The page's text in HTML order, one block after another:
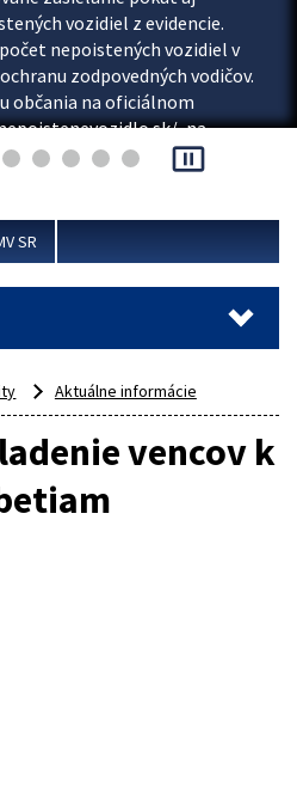
vozidiel z evidencie.
nepoistených vozidiel v
zodpovedných vodičov.
občania na oficiálnom
, na
aj možnosť overiť si...
pause_presentation
SR
Aktuálne informácie
vencov k